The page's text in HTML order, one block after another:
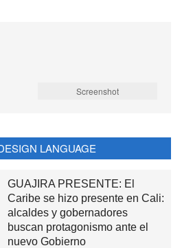
Screenshot
LANGUAGE
GUAJIRA PRESENTE: El
Caribe se hizo presente en Cali:
alcaldes y gobernadores
buscan protagonismo ante el
nuevo Gobierno